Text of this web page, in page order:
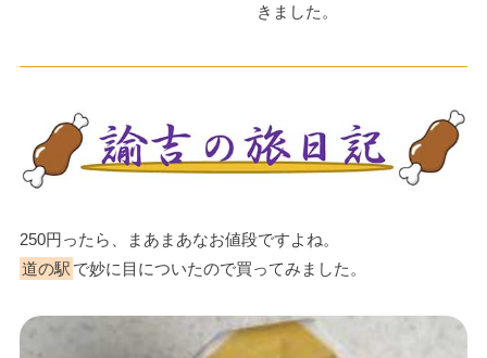
きました。
250円ったら、まあまあなお値段ですよね。
道の駅 で妙に目についたので買ってみました。